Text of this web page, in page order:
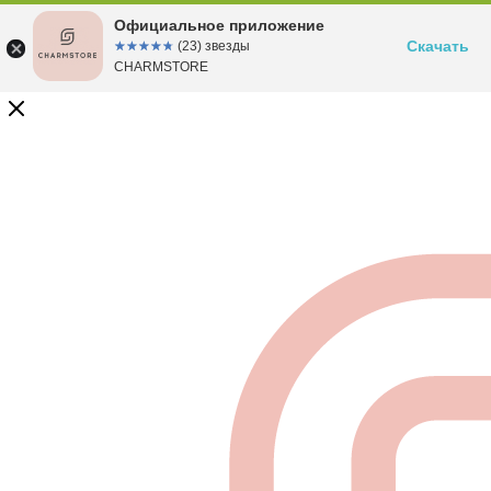
Официальное приложение
☆☆☆☆☆
★★★★★ (23) звезды
CHARMSTORE
Скачать